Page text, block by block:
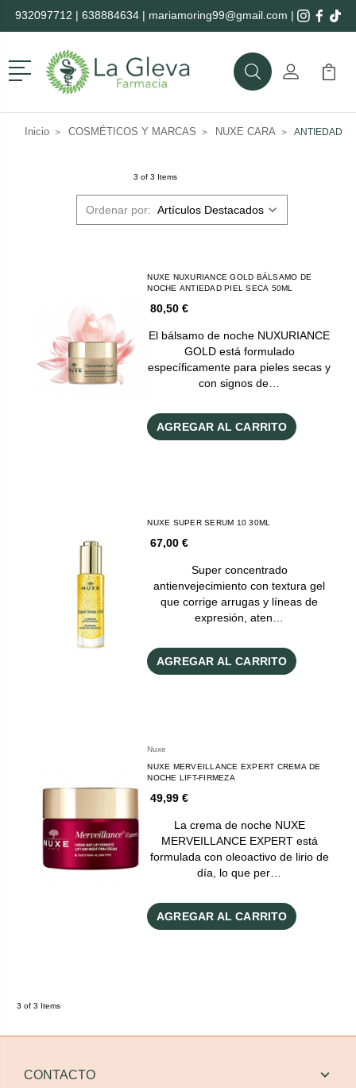
932097712 | 638884634| mariamoring99@gmail.com |
Menú
BuscarMi Cuenta
Mi
Inicio COSMÉTICOS Y MARCAS NUXE CARA ANTIEDAD
3 of 3 Items
Ordenar por:
NUXE NUXURIANCE GOLD BÁLSAMO DE
NOCHE ANTIEDAD PIEL SECA 50ML
80,50 €
El bálsamo de noche NUXURIANCE
GOLD está formulado
específicamente para pieles secas y
con signos de…
AGREGAR AL CARRITO
NUXE SUPER SERUM 10 30ML
67,00 €
Super concentrado
antienvejecimiento con textura gel
que corrige arrugas y líneas de
expresión, aten…
AGREGAR AL CARRITO
Nuxe
NUXE MERVEILLANCE EXPERT CREMA DE
NOCHE LIFT-FIRMEZA
49,99 €
La crema de noche NUXE
MERVEILLANCE EXPERT está
formulada con oleoactivo de lirio de
día, lo que per…
AGREGAR AL CARRITO
3 of 3 Items
CONTACTO